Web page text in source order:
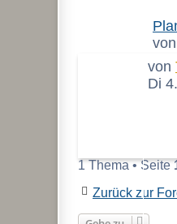
von
von
Di
1 Thema • Seite
Zurück zur